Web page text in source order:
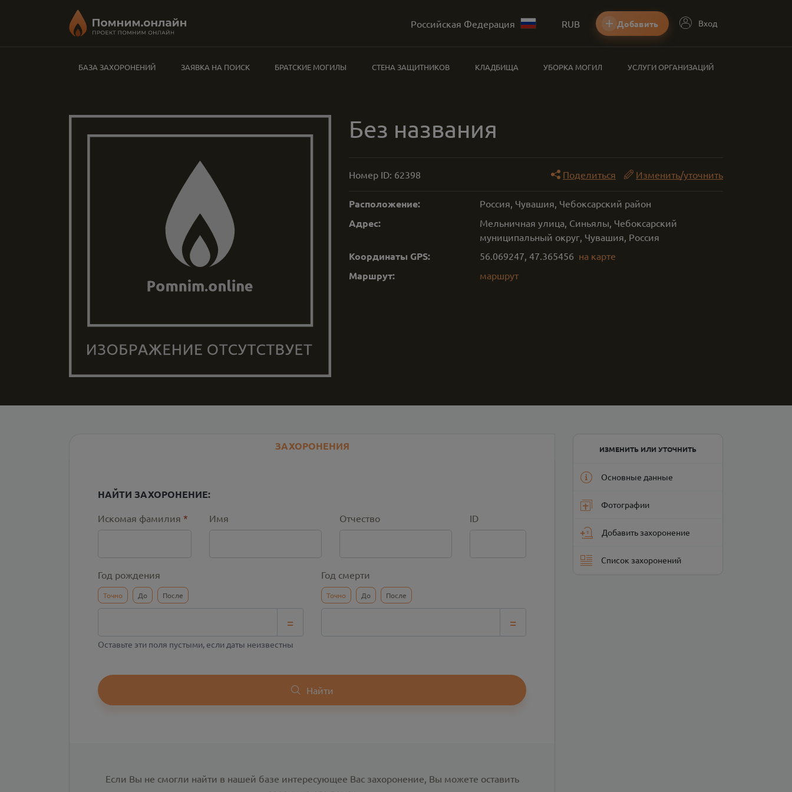
Российская Федерация RUB Добавить Вход
БАЗА ЗАХОРОНЕНИЙ ЗАЯВКА НА ПОИСК БРАТСКИЕ МОГИЛЫ СТЕНА ЗАЩИТНИКОВ КЛАДБИЩА УБОРКА МОГИЛ УСЛУГИ ОРГАНИЗАЦИЙ
Без названия
Номер ID: 62398 Поделиться Изменить/уточнить
Расположение: Россия, Чувашия, Чебоксарский район
Адрес:
Мельничная улица, Синьялы, Чебоксарский
муниципальный округ, Чувашия, Россия
Координаты GPS: 56.069247, 47.365456 на карте
Маршрут: маршрут
ЗАХОРОНЕНИЯ
НАЙТИ ЗАХОРОНЕНИЕ:
Искомая фамилия * Имя Отчество ID
Год рождения
Точно До После
=
Год смерти
Точно До После
=
Оставьте эти поля пустыми, если даты неизвестны
Найти
Если Вы не смогли найти в нашей базе интересующее Вас захоронение, Вы можете оставить
ИЗМЕНИТЬ ИЛИ УТОЧНИТЬ
Основные данные
Фотографии
Добавить захоронение
Список захоронений